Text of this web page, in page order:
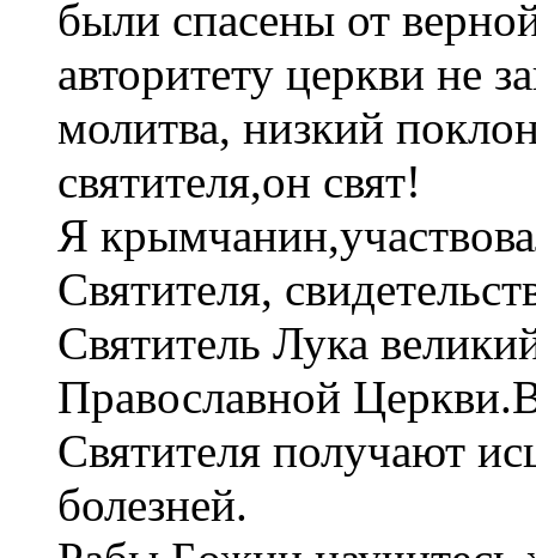
были спасены от
авторитету церкви не
молитва, низкий
святителя,он свят!
Я
Святителя,
Святитель Лука
Православной
Святителя получают
болезней.